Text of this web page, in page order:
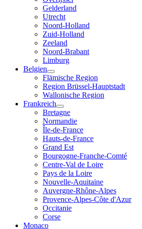
Gelderland
Utrecht
Noord-Holland
Zuid-Holland
Zeeland
Noord-Brabant
Limburg
Belgien
Flämische Region
Region Brüssel-Hauptstadt
Wallonische Region
Frankreich
Bretagne
Normandie
Île-de-France
Hauts-de-France
Grand Est
Bourgogne-Franche-Comté
Centre-Val de Loire
Pays de la Loire
Nouvelle-Aquitaine
Auvergne-Rhône-Alpes
Provence-Alpes-Côte d'Azur
Occitanie
Corse
Monaco